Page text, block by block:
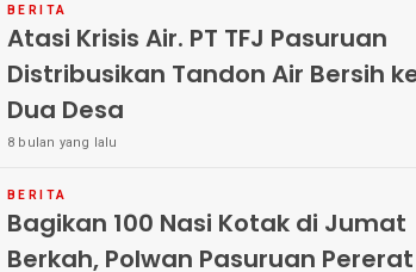
BERITA
Atasi Krisis Air. PT TFJ Pasuruan
Distribusikan Tandon Air Bersih
Dua Desa
8 bulan yang lalu
BERITA
Bagikan 100 Nasi Kotak di Jumat
Berkah, Polwan Pasuruan Pererat